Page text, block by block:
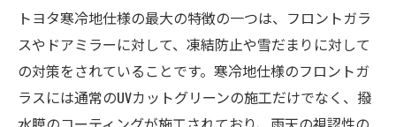
トヨタ寒冷地仕様の最大の特徴の一つは、フロントガラ
スやドアミラーに対して、凍結防止や雪だまりに対して
の対策をされていることです。寒冷地仕様のフロントガ
ラスには通常のUVカットグリーンの施工だけでなく、撥